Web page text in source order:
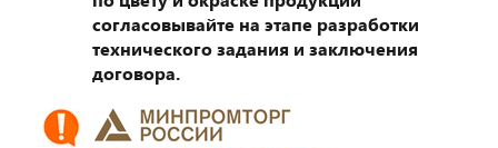
согласовывайте на этапе разработки
технического задания и заключения
договора.